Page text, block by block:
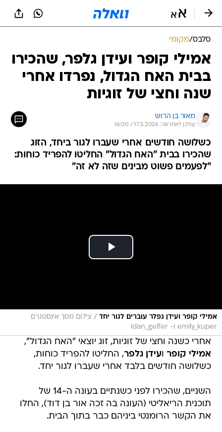
סלבס/מקומי
אמילי קופר ועידן גלפר, שהכירו
בבית האח הגדול, נפרדו אחרי
שנה וחצי של זוגיות
מאור בן הרוש
עודכן לאחרונה: 17.5.2026 / 16:00
כשלושה חודשים אחרי שעברו לגור ביחד, הזוג
שהכירו בבית "האח הגדול" החליטו להפריד כוחות:
"לפעמים פשוט מבינים שזה לא זה"
אמילי קופר ועידן גפלר עוברים לגור יחד / צילום מסך אינסטגרם
emily_kuper ו- idan_gelfer
אחרי כשנה וחצי של זוגיות, זוג יוצאי "האח הגדול",
אמילי קופר ועידן גלפר, החליטו להפריד כוחות,
כשלושה חודשים בלבד אחרי שעברו לגור יחד.
השניים, שהכירו לפני כשנתיים בעונה ה-14 של
תוכנית הריאליטי (העונה בה זכה אור בן דוד), החלו
את הקשר הרומנטי ביניהם כבר בתוך הבית.